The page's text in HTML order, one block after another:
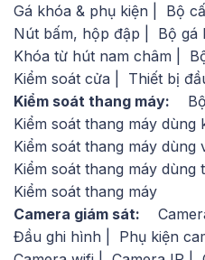
Gá khóa & phụ kiện
Bộ
Nút bấm, hộp đập
Bộ gá
Khóa từ hút nam châm
Kiểm soát cửa
Thiết bị
Kiểm soát thang máy:
Kiểm soát thang máy dùng
Kiểm soát thang máy dùng
Kiểm soát thang máy dùng
Kiểm soát thang máy
Camera giám sát:
Đầu ghi hình
Phụ kiện